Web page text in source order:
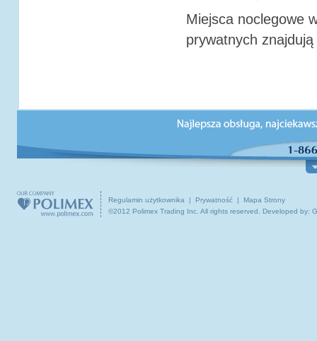
Miejsca noclegowe
prywatnych
Regulamin użytkownika | Prywatność |
Mapa Strony
©2012 Polimex Trading Inc. All rights reserved. Developed by: